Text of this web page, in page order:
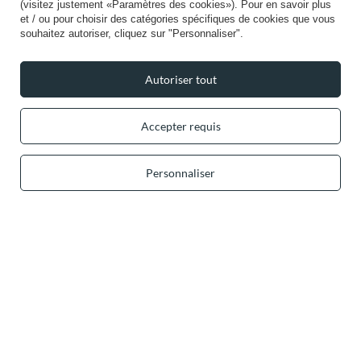
+49 32 2210 915 31 (allemand/anglais)
contact@vivisence.com
DE13 0SH Burton-on-Trent
Dans le magasin, nous présentons les prix bruts (TVA comprise).
(visitez justement «Paramètres des cookies»). Pour en savoir plus
et / ou pour choisir des catégories spécifiques de cookies que vous
souhaitez autoriser, cliquez sur "Personnaliser".
Accepter requis
Personnaliser
Autoriser tout